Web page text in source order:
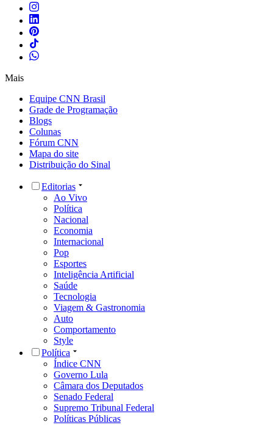
Mais
Equipe CNN Brasil
Grade de Programação
Blogs
Colunas
Fórum CNN
Mapa do site
Distribuição do Sinal
Editorias
Ao Vivo
Política
Nacional
Economia
Internacional
Pop
Esportes
Inteligência Artificial
Saúde
Tecnologia
Viagem & Gastronomia
Auto
Comportamento
Style
Política
Índice CNN
Governo Lula
Câmara dos Deputados
Senado Federal
Supremo Tribunal Federal
Políticas Públicas